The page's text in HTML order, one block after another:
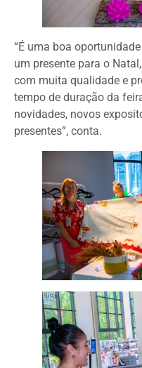
“É uma boa
um presente para o
com muita qualidade e
tempo de duração da
novidades, novos
presentes”, conta.